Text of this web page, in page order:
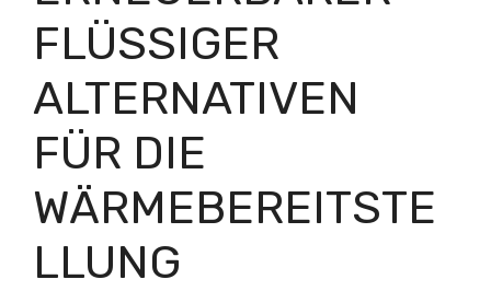
FLÜSSIGER
ALTERNATIVEN
FÜR DIE
WÄRMEBEREITSTE
LLUNG